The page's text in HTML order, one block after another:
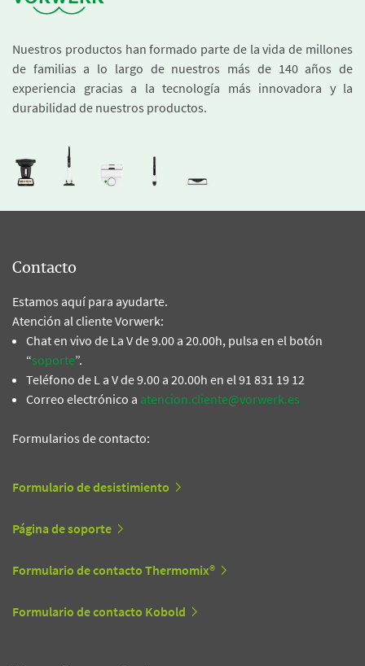
Nuestros productos han formado parte de la vida de millones
de familias a lo largo de nuestros más de 140 años de
experiencia gracias a la tecnología más innovadora y la
durabilidad de nuestros productos.
Contacto
Estamos aquí para ayudarte.
Atención al cliente Vorwerk:
Chat en vivo de La V de 9.00 a 20.00h, pulsa en el botón
“soporte”.
Teléfono de L a V de 9.00 a 20.00h en el 91 831 19 12
Correo electrónico a atencion.cliente@vorwerk.es
Formularios de contacto:
Formulario de desistimiento
Página de soporte
Formulario de contacto Thermomix®
Formulario de contacto Kobold